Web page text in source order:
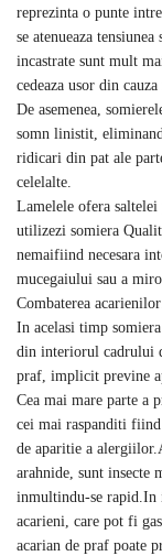
reprezinta o punte
se atenueaza
incastrate sunt mult
cedeaza usor din
De asemenea,
somn linistit,
ridicari din pat ale
celelalte.
Lamelele ofera saltelei
utilizezi somiera
nemaifiind necesara
mucegaiului sau a
Combaterea
In acelasi timp
din interiorul cadrului
praf, implicit previne
Cea mai mare parte a
cei mai raspanditi
de aparitie a
arahnide, sunt insecte
inmultindu-se rapid.In
acarieni, care pot fi
acarian de praf poate